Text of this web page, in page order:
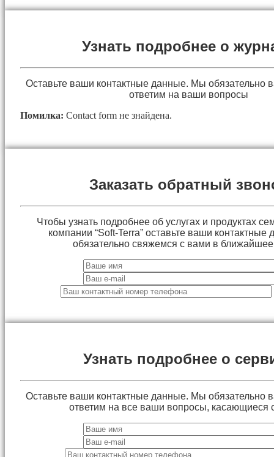
Узнать подробнее о
Оставьте ваши контактные данные. Мы обязательно
ответим на ваши вопросы
Помилка: Contact form не знайдена.
Заказать обратный
Чтобы узнать подробнее об услугах и продуктах
компании “Soft-Terra” оставьте ваши
обязательно свяжемся с вами в
Узнать подробнее о
Оставьте ваши контактные данные. Мы обязательно
ответим на все ваши вопросы, касающиеся